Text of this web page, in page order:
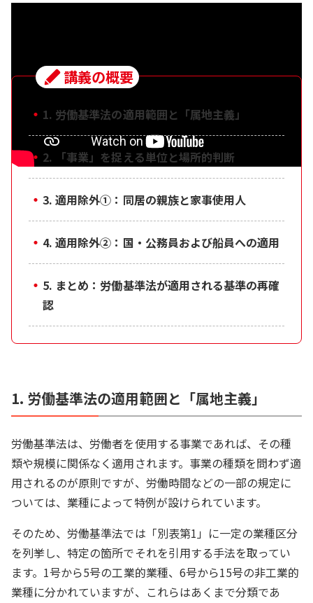
・ 1. 労働基準法の適用範囲と「属地主義」
・ 2. 「事業」を捉える単位と場所的判断
・3. 適用除外①：同居の親族と家事使用人
・ 4. 適用除外②：国・公務員および船員への適用
・ 5. まとめ：労働基準法が適用される基準の再確
認
講義の概要
1. 労働基準法の適用範囲と「属地主義」
労働基準法は、労働者を使用する事業であれば、その種
類や規模に関係なく適用されます。事業の種類を問わず適
用されるのが原則ですが、労働時間などの一部の規定に
ついては、業種によって特例が設けられています。
そのため、労働基準法では「別表第1」に一定の業種区分
を列挙し、特定の箇所でそれを引用する手法を取ってい
ます。1号から5号の工業的業種、6号から15号の非工業的
業種に分かれていますが、これらはあくまで分類であ